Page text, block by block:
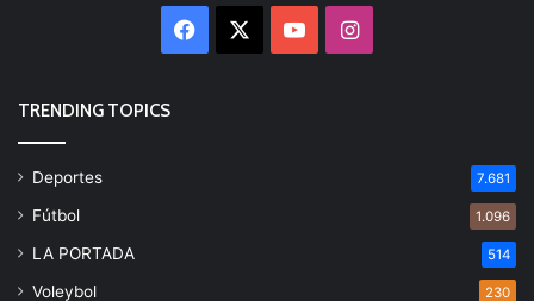
Facebook YouTubeInstagram
TRENDING TOPICS
Deportes 7.681
Fútbol 1.096
LA PORTADA 514
Voleybol 230